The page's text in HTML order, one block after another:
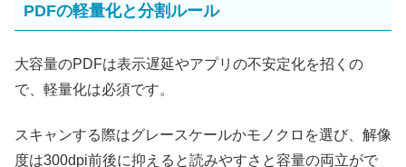
PDFの軽量化と分割ルール
大容量のPDFは表示遅延やアプリの不安定化を招くの
で、軽量化は必須です。
スキャンする際はグレースケールかモノクロを選び、解像
度は300dpi前後に抑えると読みやすさと容量の両立がで